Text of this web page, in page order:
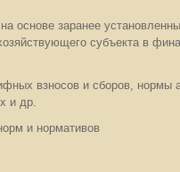
основе заранее
субъекта в
взносов и сборов, нормы
и др.
и нормативов